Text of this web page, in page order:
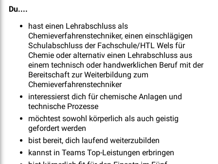
Du....
hast einen Lehrabschluss als
Chemieverfahrenstechniker, einen einschlägigen
Schulabschluss der Fachschule/HTL Wels für
Chemie oder alternativ einen Lehrabschluss aus
einem technisch oder handwerklichen Beruf mit der
Bereitschaft zur Weiterbildung zum
Chemieverfahrenstechniker
interessierst dich für chemische Anlagen und
technische Prozesse
möchtest sowohl körperlich als auch geistig
gefordert werden
bist bereit, dich laufend weiterzubilden
kannst in Teams Top-Leistungen erbringen